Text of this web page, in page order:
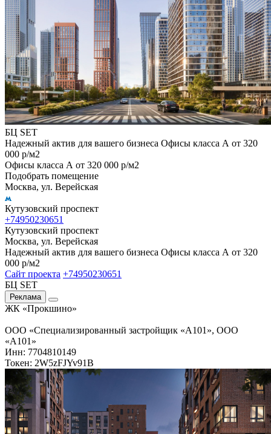
БЦ SET
Надежный актив для вашего бизнеса Офисы класса А от 320
000 р/м2
Офисы класса А от 320 000 р/м2
Подобрать помещение
Москва, ул. Верейская
Кутузовский проспект
+74950230651
Кутузовский проспект
Москва, ул. Верейская
Надежный актив для вашего бизнеса Офисы класса А от 320
000 р/м2
Сайт проекта +74950230651
БЦ SET
Реклама
ЖК «Прокшино»
ООО «Специализированный застройщик «А101», ООО
«А101»
Инн: 7704810149
Токен: 2W5zFJYv91B